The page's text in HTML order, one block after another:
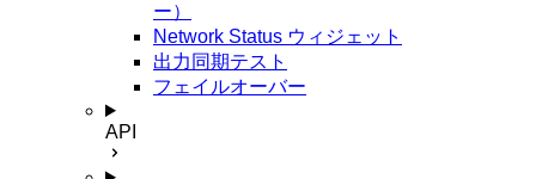
ー）
Network Status ウィジェット
出力同期テスト
フェイルオーバー
API